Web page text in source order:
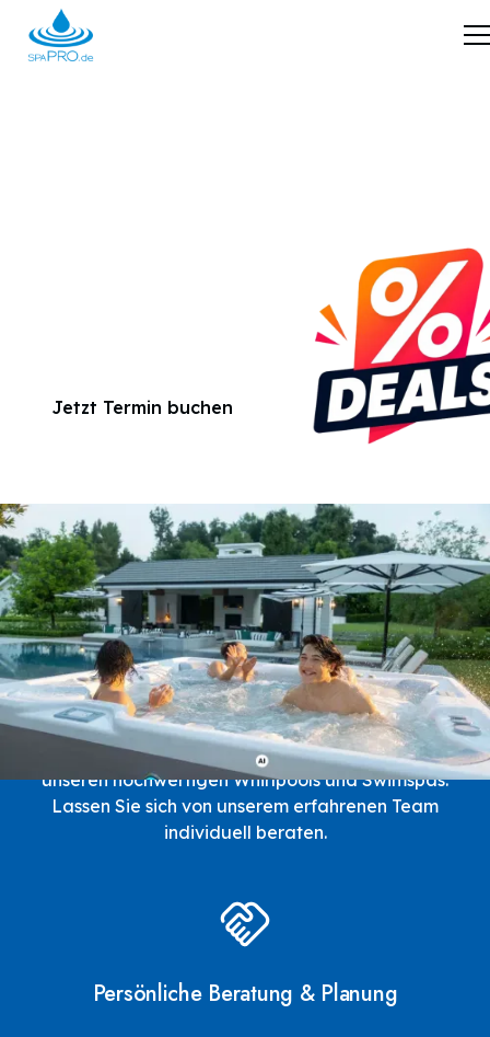
Willkommen bei Ihrem persönlichen Spaprofiin der
Jetzt Termin buchen Whirlpool finden
Unsere Expertise
Das Rundum-Sorglos-
Paket bei spaPRO
Entdecken Sie die Welt der Entspannung mit
unseren hochwertigen Whirlpools und Swimspas.
Lassen Sie sich von unserem erfahrenen Team
individuell beraten.
Persönliche Beratung & Planung